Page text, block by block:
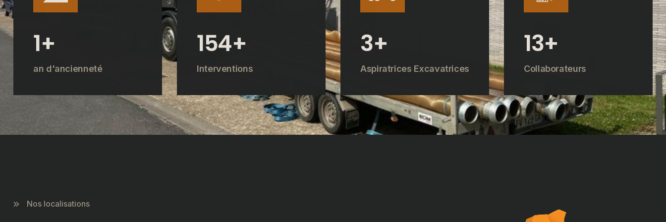
1+
an d'ancienneté
194+
Interventions
4+
Aspiratrices Excavatrices
17+
Collaborateurs
Nos localisations